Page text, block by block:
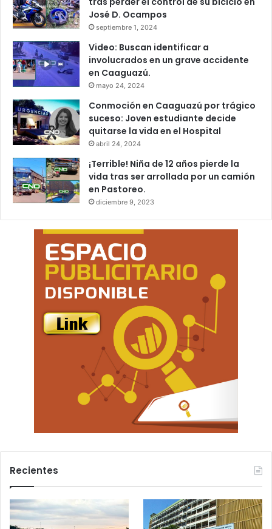
José D. Ocampos
septiembre 1, 2024
Video: Buscan identificar a
involucrados en un grave accidente
en Caaguazú.
mayo 24, 2024
Conmoción en Caaguazú por trágico
suceso: Joven estudiante decide
quitarse la vida en el Hospital
abril 24, 2024
¡Terrible! Niña de 12 años pierde la
vida tras ser arrollada por un camión
en Pastoreo.
diciembre 9, 2023
Recientes